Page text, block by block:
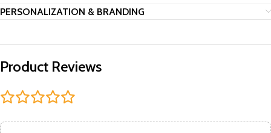
PERSONALIZATION & BRANDING
Product Reviews